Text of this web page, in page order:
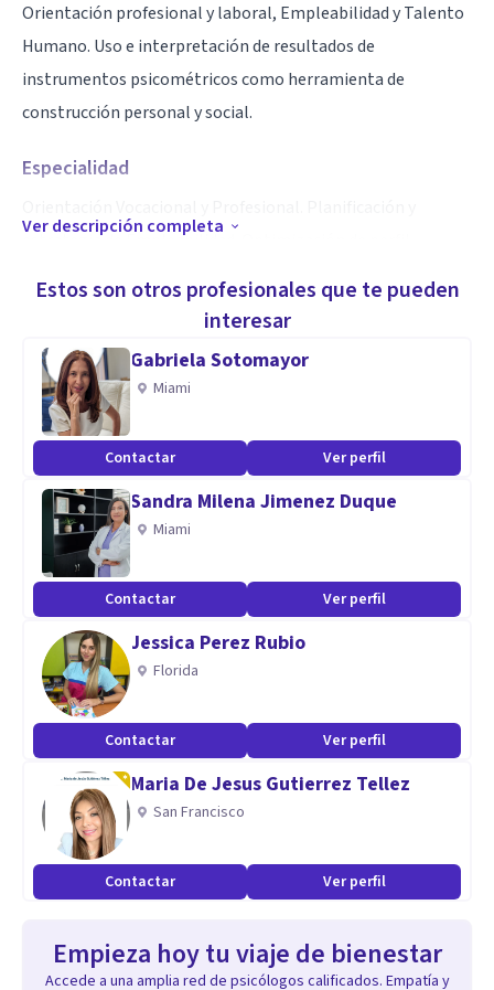
Orientación profesional y laboral, Empleabilidad y Talento
Humano. Uso e interpretación de resultados de
instrumentos psicométricos como herramienta de
construcción personal y social.
Especialidad
estrategia de Empleabilidad. Optimización de perfil
Acompañamiento en inserción laboral. Uso de test
vocacionales y profesionales asertivos.
Aptitudes
Empleabilidad, Psicología Organizacional, Psicología
Social y Mentoring.
Ver descripción completa
Estos son otros profesionales que te pueden
interesar
Gabriela Sotomayor
Miami
Contactar Ver perfil
Sandra Milena Jimenez Duque
Miami
Contactar Ver perfil
Jessica Perez Rubio
Florida
Contactar Ver perfil
Maria De Jesus Gutierrez Tellez
San Francisco
Contactar Ver perfil
Empieza hoy tu viaje de bienestar
Accede a una amplia red de psicólogos calificados. Empatía y